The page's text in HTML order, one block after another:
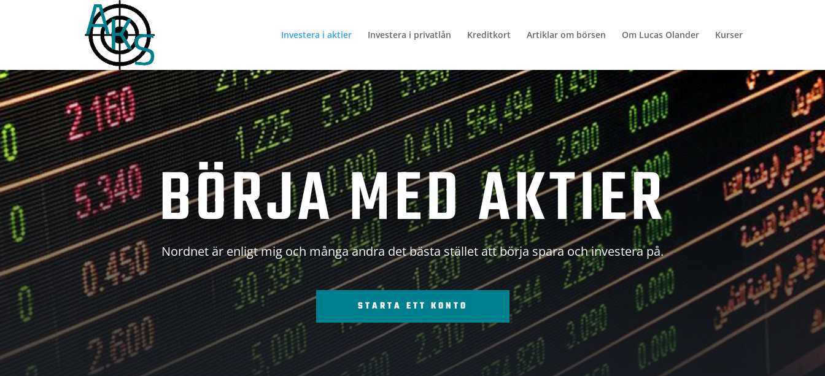
Investera i aktier Investera i privatlån Kreditkort Artiklar om börsen Om Lucas Olander Kurser
BÖRJA MED AKTIER
Nordnet är enligt mig och många andra det bästa stället att börja spara och investera på.
STARTA ETT KONTO